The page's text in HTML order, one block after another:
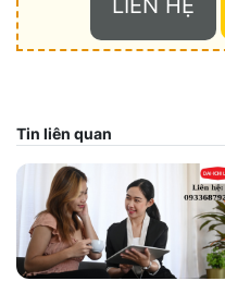
LIÊN HỆ
Tin liên quan